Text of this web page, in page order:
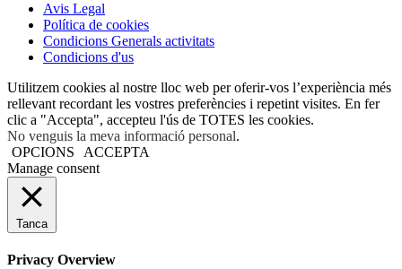
Avis Legal
Política de cookies
Condicions Generals activitats
Condicions d'us
Utilitzem cookies al nostre lloc web per oferir-vos l’experiència més
rellevant recordant les vostres preferències i repetint visites. En fer
clic a "Accepta", accepteu l'ús de TOTES les cookies.
No venguis la meva informació personal.
OPCIONS
ACCEPTA
Manage consent
Tanca
Privacy Overview